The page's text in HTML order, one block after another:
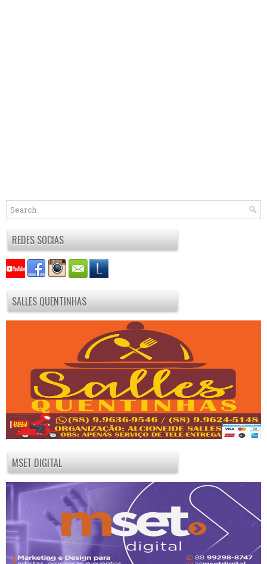
REDES SOCIAS
SALLES QUENTINHAS
MSET DIGITAL